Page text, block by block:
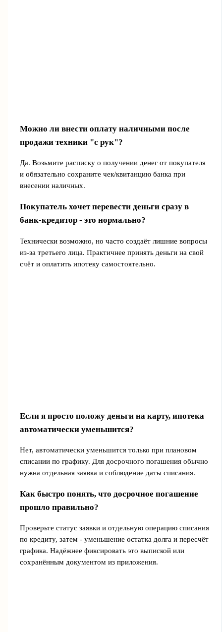
Можно ли внести оплату наличными после
продажи техники "с рук"?
Да. Возьмите расписку о получении денег от покупателя
и обязательно сохраните чек/квитанцию банка при
внесении наличных.
Покупатель хочет перевести деньги сразу в
банк-кредитор - это нормально?
Технически возможно, но часто создаёт лишние вопросы
из‑за третьего лица. Практичнее принять деньги на свой
счёт и оплатить ипотеку самостоятельно.
Если я просто положу деньги на карту, ипотека
автоматически уменьшится?
Нет, автоматически уменьшится только при плановом
списании по графику. Для досрочного погашения обычно
нужна отдельная заявка и соблюдение даты списания.
Как быстро понять, что досрочное погашение
прошло правильно?
Проверьте статус заявки и отдельную операцию списания
по кредиту, затем - уменьшение остатка долга и пересчёт
графика. Надёжнее фиксировать это выпиской или
сохранённым документом из приложения.